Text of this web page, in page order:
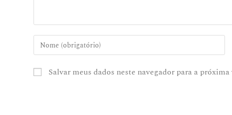
Salvar meus dados neste navegador para a